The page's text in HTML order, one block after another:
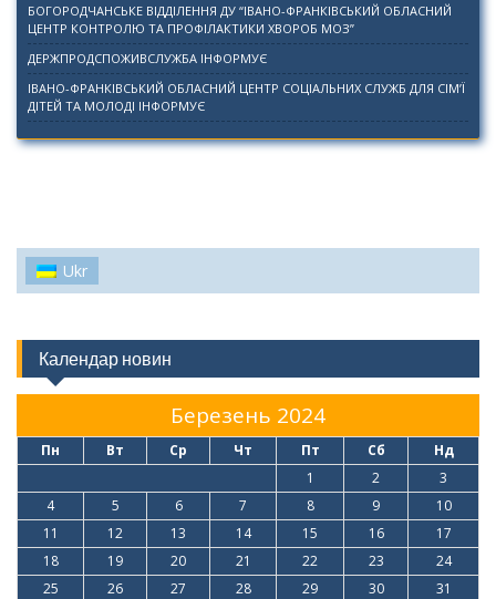
БОГОРОДЧАНСЬКЕ ВІДДІЛЕННЯ ДУ “ІВАНО-ФРАНКІВСЬКИЙ ОБЛАСНИЙ
ЦЕНТР КОНТРОЛЮ ТА ПРОФІЛАКТИКИ ХВОРОБ МОЗ”
ДЕРЖПРОДСПОЖИВСЛУЖБА ІНФОРМУЄ
ІВАНО-ФРАНКІВСЬКИЙ ОБЛАСНИЙ ЦЕНТР СОЦІАЛЬНИХ СЛУЖБ ДЛЯ СІМ’Ї
ДІТЕЙ ТА МОЛОДІ ІНФОРМУЄ
Ukr
Календар новин
Березень 2024
Пн Вт Ср Чт Пт Сб
Нд
1
2
3
4
5 6 7 8 9
10
11
12 13 14 15 16
17
18
19 20 21 22 23
24
25
26 27 28 29 30 31